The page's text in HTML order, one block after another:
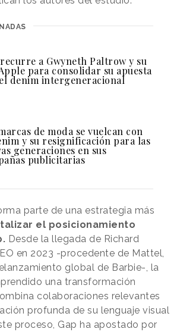
a Gwyneth Paltrow y su
para consolidar su apuesta
denim intergeneracional
de moda se vuelcan con
y su resignificación para las
generaciones en sus
publicitarias
parte de una estrategia más
el posicionamiento
Desde la llegada de Richard
en 2023 -procedente de Mattel,
global de Barbie-, la
una transformación
colaboraciones relevantes
profunda de su lenguaje visual
proceso, Gap ha apostado por